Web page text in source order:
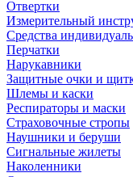
Отвертки
Измерительный
Средства
Перчатки
Нарукавники
Защитные очки и
Шлемы и каски
Респираторы и маски
Страховочные стропы
Наушники и беруши
Сигнальные жилеты
Наколенники